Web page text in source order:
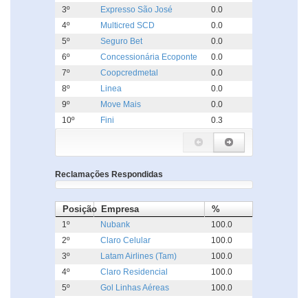
3º
Expresso São José
0.0
4º
Multicred SCD
0.0
5º
Seguro Bet
0.0
6º
Concessionária Ecoponte
0.0
7º
Coopcredmetal
0.0
8º
Linea
0.0
9º
Move Mais
0.0
10º
Fini 0.3
Reclamações Respondidas
Posição Empresa %
1º Nubank
100.0
2º
Claro Celular
100.0
3º
Latam Airlines (Tam)
100.0
4º
Claro Residencial
100.0
5º
Gol Linhas Aéreas 100.0